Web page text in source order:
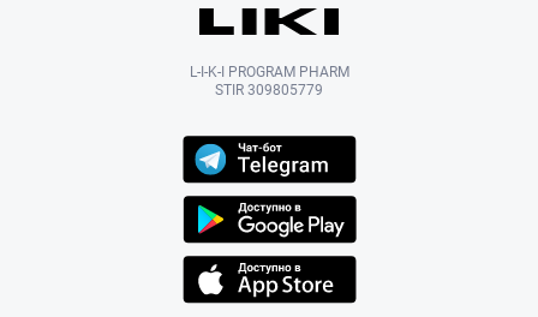
L-I-K-I PROGRAM PHARM
STIR 309805779